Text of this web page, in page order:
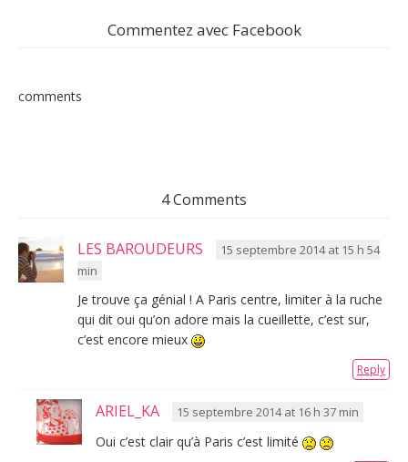
Commentez avec Facebook
comments
4 Comments
LES BAROUDEURS
15 septembre 2014 at 15 h 54
min
Je trouve ça génial ! A Paris centre, limiter à la ruche
qui dit oui qu’on adore mais la cueillette, c’est sur,
c’est encore mieux
Reply
ARIEL_KA 15 septembre 2014 at 16 h 37 min
Oui c’est clair qu’à Paris c’est limité